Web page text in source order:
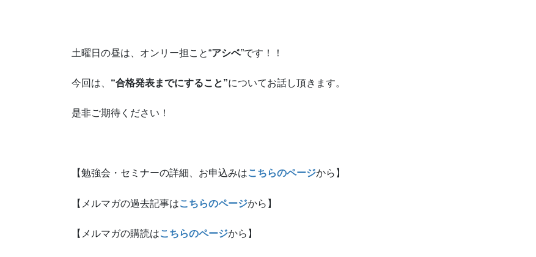
土曜日の昼は、オンリー担こと“アシベ”です！！
今回は、 “合格発表までにすること”についてお話し頂きます。
是非ご期待ください！
【勉強会・セミナーの詳細、お申込みはこちらのページから】
【メルマガの過去記事はこちらのページから】
【メルマガの購読はこちらのページから】